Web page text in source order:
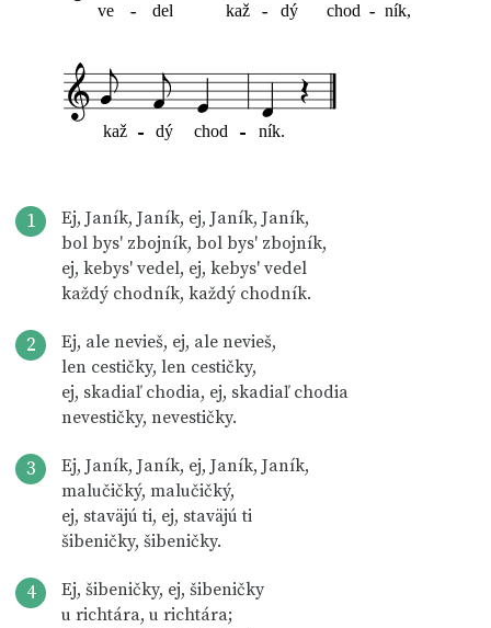
ve del kaž dý chod ník,
- - -
- - -
kaž dý chod ník.
- -
- -
- -
- -
- -
- -
- -
- -
- -
- -
- -
- -
- -
- -
1
Ej, Janík, Janík, ej, Janík, Janík,
bol bys' zbojník, bol bys' zbojník,
ej, kebys' vedel, ej, kebys' vedel
každý chodník, každý chodník.
2
Ej, ale nevieš, ej, ale nevieš,
len cestičky, len cestičky,
ej, skadiaľ chodia, ej, skadiaľ chodia
nevestičky, nevestičky.
3
Ej, Janík, Janík, ej, Janík, Janík,
malučičký, malučičký,
ej, staväjú ti, ej, staväjú ti
šibeničky, šibeničky.
4
Ej, šibeničky, ej, šibeničky
u richtára, u richtára;